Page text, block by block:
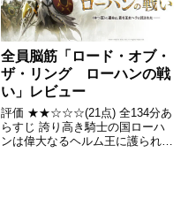
全員脳筋「ロード・オブ・
ザ・リング ローハンの戦
い」レビュー
評価 ★★☆☆☆(21点) 全134分あ
らすじ 誇り高き騎士の国ローハ
ンは偉大なるヘルム王に護られて